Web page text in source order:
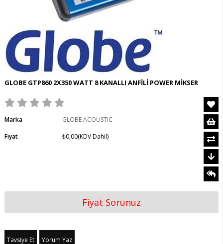
GLOBE GTP860 2X350 WATT 8 KANALLI ANFİLİ POWER MİKSER
Marka
GLOBE ACOUSTIC
Fiyat
₺0,00(KDV Dahil)
Fiyat Sorunuz
Tavsiye Et Yorum Yaz